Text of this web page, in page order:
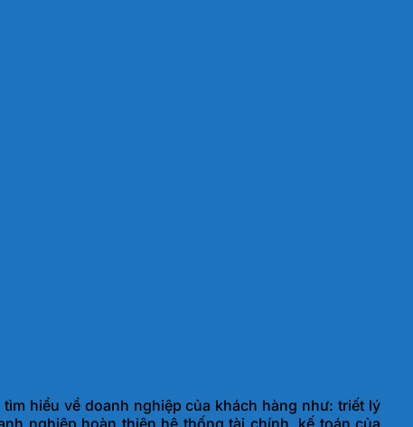
hiểu về doanh nghiệp của khách hàng như: triết lý
nghiệp hoàn thiện hệ thống tài chính, kế toán của